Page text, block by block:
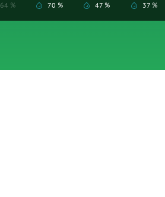
64 %
70 %
47 %
37 %